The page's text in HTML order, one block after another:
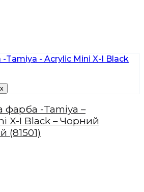
фарба -Tamiya –
X-I Black – Чорний
(81501)